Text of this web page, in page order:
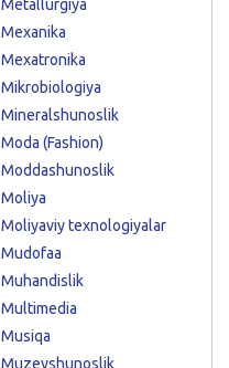
Metallurgiya
Mexanika
Mexatronika
Mikrobiologiya
Mineralshunoslik
Moda (Fashion)
Moddashunoslik
Moliya
Moliyaviy texnologiyalar
Mudofaa
Muhandislik
Multimedia
Musiqa
Muzeyshunoslik